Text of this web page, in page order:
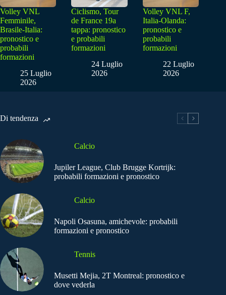
Volley VNL
Femminile,
Brasile-Italia:
pronostico e
probabili
formazioni
25 Luglio
2026
Ciclismo, Tour
de France 19a
tappa: pronostico
e probabili
formazioni
24 Luglio
2026
Volley VNL F,
Italia-Olanda:
pronostico e
probabili
formazioni
22 Luglio
2026
Di tendenza
Calcio
Jupiler League, Club Brugge Kortrijk:
probabili formazioni e pronostico
Calcio
Napoli Osasuna, amichevole: probabili
formazioni e pronostico
Tennis
Musetti Mejia, 2T Montreal: pronostico e
dove vederla